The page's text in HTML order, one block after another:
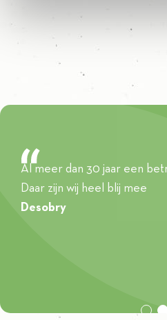
Al meer dan 30 jaar een
Daar zijn wij heel blij mee
Desobry